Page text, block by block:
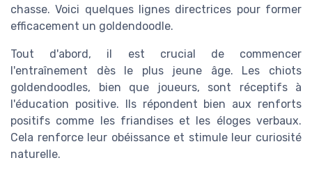
chasse. Voici quelques lignes directrices pour former
efficacement un goldendoodle.
Tout d'abord, il est crucial de commencer
l'entraînement dès le plus jeune âge. Les chiots
goldendoodles, bien que joueurs, sont réceptifs à
l'éducation positive. Ils répondent bien aux renforts
positifs comme les friandises et les éloges verbaux.
Cela renforce leur obéissance et stimule leur curiosité
naturelle.